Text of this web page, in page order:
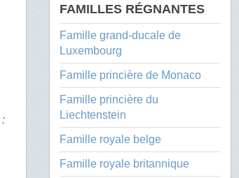
:
FAMILLES RÉGNANTES
Famille grand-ducale de
Luxembourg
Famille princière de Monaco
Famille princière du
Liechtenstein
Famille royale belge
Famille royale britannique